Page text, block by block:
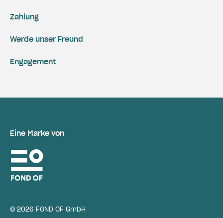
Zahlung
Engagement
Werde unser Freund
Eine Marke von
© 2026 FOND OF GmbH